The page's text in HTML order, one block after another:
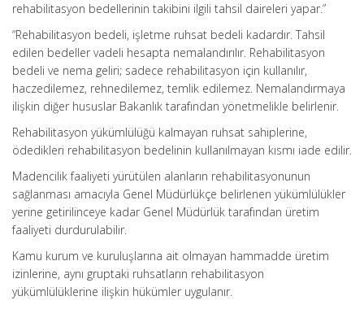
rehabilitasyon bedellerinin takibini ilgili tahsil daireleri yapar.”
“Rehabilitasyon bedeli, işletme ruhsat bedeli kadardır. Tahsil
edilen bedeller vadeli hesapta nemalandırılır. Rehabilitasyon
bedeli ve nema geliri; sadece rehabilitasyon için kullanılır,
haczedilemez, rehnedilemez, temlik edilemez. Nemalandırmaya
ilişkin diğer hususlar Bakanlık tarafından yönetmelikle belirlenir.
Rehabilitasyon yükümlülüğü kalmayan ruhsat sahiplerine,
ödedikleri rehabilitasyon bedelinin kullanılmayan kısmı iade edilir.
Madencilik faaliyeti yürütülen alanların rehabilitasyonunun
sağlanması amacıyla Genel Müdürlükçe belirlenen yükümlülükler
yerine getirilinceye kadar Genel Müdürlük tarafından üretim
faaliyeti durdurulabilir.
Kamu kurum ve kuruluşlarına ait olmayan hammadde üretim
izinlerine, aynı gruptaki ruhsatların rehabilitasyon
yükümlülüklerine ilişkin hükümler uygulanır.